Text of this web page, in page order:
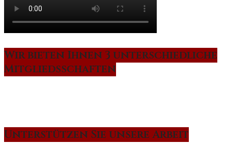
Wir bieten Ihnen 3 unterschiedliche
Mitgliedsschaften
Unterstützen Sie unsere Arbeit